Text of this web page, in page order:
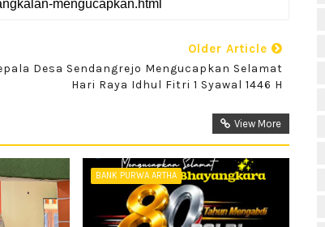
Older Article
Desa Sendangrejo Mengucapkan Selamat
Hari Raya Idhul Fitri 1 Syawal 1446 H
View More
BANK PURWA ARTHA